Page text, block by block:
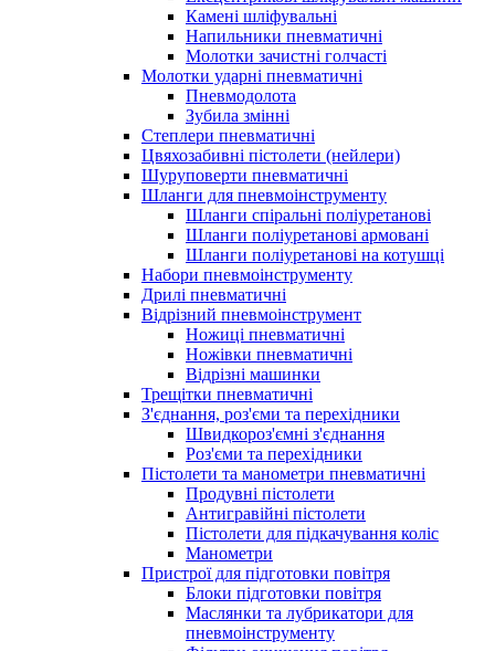
Камені шліфувальні
Напильники пневматичні
Молотки зачистні голчасті
Молотки ударні пневматичні
Пневмодолота
Зубила змінні
Степлери пневматичні
Цвяхозабивні пістолети (нейлери)
Шуруповерти пневматичні
Шланги для пневмоінструменту
Шланги спіральні поліуретанові
Шланги поліуретанові армовані
Шланги поліуретанові на котушці
Набори пневмоінструменту
Дрилі пневматичні
Відрізний пневмоінструмент
Ножиці пневматичні
Ножівки пневматичні
Відрізні машинки
Трещітки пневматичні
З'єднання, роз'єми та перехідники
Швидкороз'ємні з'єднання
Роз'єми та перехідники
Пістолети та манометри пневматичні
Продувні пістолети
Антигравійні пістолети
Пістолети для підкачування коліс
Манометри
Пристрої для підготовки повітря
Блоки підготовки повітря
Маслянки та лубрикатори для
пневмоінструменту